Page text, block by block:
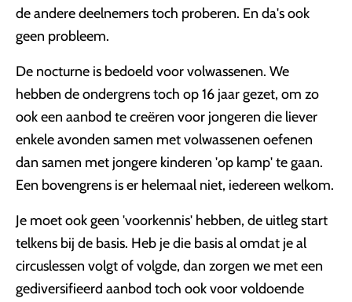
de andere deelnemers toch proberen. En da's ook
geen probleem.
De nocturne is bedoeld voor volwassenen. We
hebben de ondergrens toch op 16 jaar gezet, om zo
ook een aanbod te creëren voor jongeren die liever
enkele avonden samen met volwassenen oefenen
dan samen met jongere kinderen 'op kamp' te gaan.
Een bovengrens is er helemaal niet, iedereen welkom.
Je moet ook geen 'voorkennis' hebben, de uitleg start
telkens bij de basis. Heb je die basis al omdat je al
circuslessen volgt of volgde, dan zorgen we met een
gediversifieerd aanbod toch ook voor voldoende